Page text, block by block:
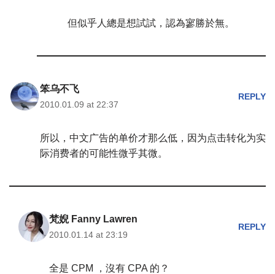
但似乎人總是想試試，認為寥勝於無。
笨乌不飞
2010.01.09 at 22:37
REPLY
所以，中文广告的单价才那么低，因为点击转化为实
际消费者的可能性微乎其微。
梵婗 Fanny Lawren
2010.01.14 at 23:19
REPLY
全是 CPM ，沒有 CPA 的？